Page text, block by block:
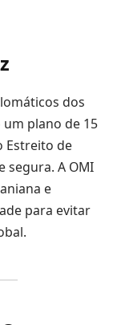
dos
plano de 15
Estreito de
segura. A OMI
e
para evitar